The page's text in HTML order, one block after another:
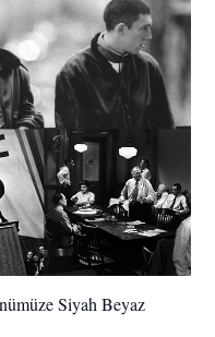
Siyah Beyaz